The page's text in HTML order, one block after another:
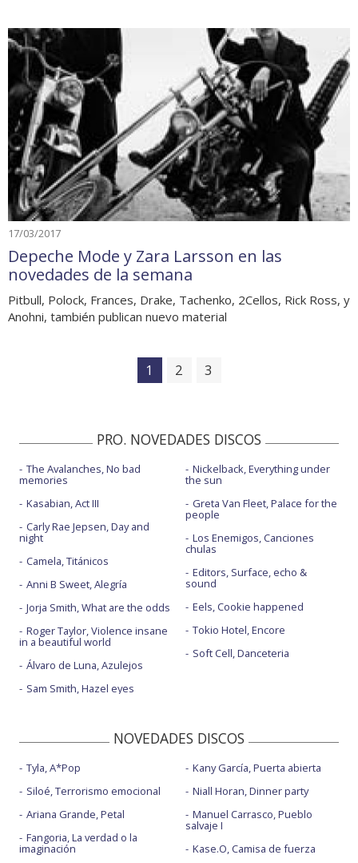
17/03/2017
Depeche Mode y Zara Larsson en las
novedades de la semana
Pitbull, Polock, Frances, Drake, Tachenko, 2Cellos, Rick Ross, y
Anohni, también publican nuevo material
1 2 3
PRO. NOVEDADES DISCOS
The Avalanches, No bad
memories
Kasabian, Act III
Carly Rae Jepsen, Day and
night
Camela, Titánicos
Anni B Sweet, Alegría
Jorja Smith, What are the odds
Roger Taylor, Violence insane
in a beautiful world
Álvaro de Luna, Azulejos
Sam Smith, Hazel eyes
Nickelback, Everything under
the sun
Greta Van Fleet, Palace for the
people
Los Enemigos, Canciones
chulas
Editors, Surface, echo &
sound
Eels, Cookie happened
Tokio Hotel, Encore
Soft Cell, Danceteria
NOVEDADES DISCOS
Tyla, A*Pop
Siloé, Terrorismo emocional
Ariana Grande, Petal
Fangoria, La verdad o la
imaginación
Kany García, Puerta abierta
Niall Horan, Dinner party
Manuel Carrasco, Pueblo
salvaje I
Kase.O, Camisa de fuerza